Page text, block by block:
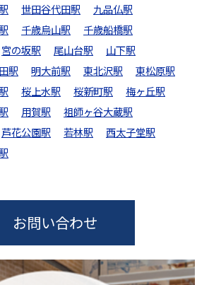
世田谷代田駅
九品仏駅
千歳烏山駅
千歳船橋駅
宮の坂駅 尾山台駅
山下駅
駅 明大前駅 東北沢駅
東松原駅
桜上水駅 桜新町駅
梅ヶ丘駅
用賀駅
祖師ヶ谷大蔵駅
芦花公園駅 若林駅
西太子堂駅
お問い合わせ